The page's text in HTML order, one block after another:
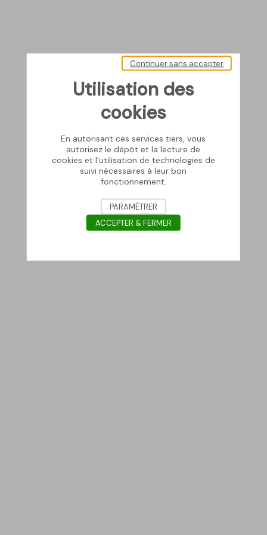
Utilisation des
cookies
En autorisant ces services tiers, vous
autorisez le dépôt et la lecture de
cookies et l'utilisation de technologies de
suivi nécessaires à leur bon
fonctionnement.
Continuer sans accepter
PARAMÉTRER
ACCEPTER & FERMER